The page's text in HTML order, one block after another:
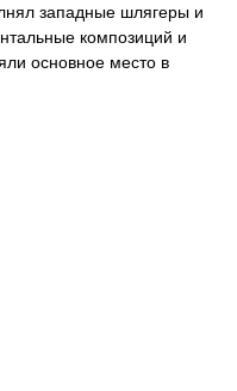
западные шлягеры и
композиций и
основное место в